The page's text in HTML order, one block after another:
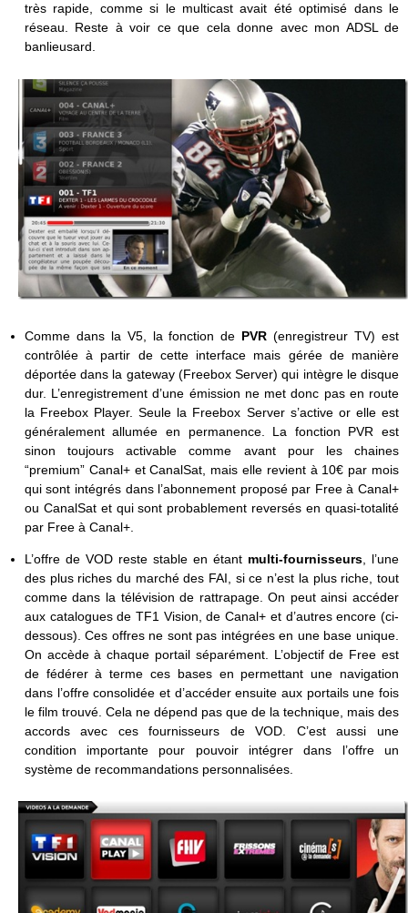
très rapide, comme si le multicast avait été optimisé dans le
réseau. Reste à voir ce que cela donne avec mon ADSL de
banlieusard.
Comme dans la V5, la fonction de PVR(enregistreur TV) est
contrôlée à partir de cette interface mais gérée de manière
déportée dans la gateway (Freebox Server) qui intègre le disque
dur. L’enregistrement d’une émission ne met donc pas en route
la Freebox Player. Seule la Freebox Server s’active or elle est
généralement allumée en permanence. La fonction PVR est
sinon toujours activable comme avant pour les chaines
“premium” Canal+ et CanalSat, mais elle revient à 10€ par mois
qui sont intégrés dans l’abonnement proposé par Free à Canal+
ou CanalSat et qui sont probablement reversés en quasi-totalité
par Free à Canal+.
L’offre de VOD reste stable en étant multi-fournisseurs , l’une
des plus riches du marché des FAI, si ce n’est la plus riche, tout
comme dans la télévision de rattrapage. On peut ainsi accéder
aux catalogues de TF1 Vision, de Canal+ et d’autres encore (ci-
dessous). Ces offres ne sont pas intégrées en une base unique.
On accède à chaque portail séparément. L’objectif de Free est
de fédérer à terme ces bases en permettant une navigation
dans l’offre consolidée et d’accéder ensuite aux portails une fois
le film trouvé. Cela ne dépend pas que de la technique, mais des
accords avec ces fournisseurs de VOD. C’est aussi une
condition importante pour pouvoir intégrer dans l’offre un
système de recommandations personnalisées.